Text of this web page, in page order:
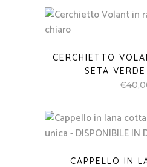
CERCHIETTO
SETA
€
CAPPELLO IN